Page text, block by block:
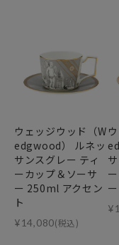
ウェッジウッド（W
edgwood） ルネッ
サンスグレー ティ
ーカップ＆ソーサ
ー 250ml アクセン
ト
¥14,080(税込)
¥